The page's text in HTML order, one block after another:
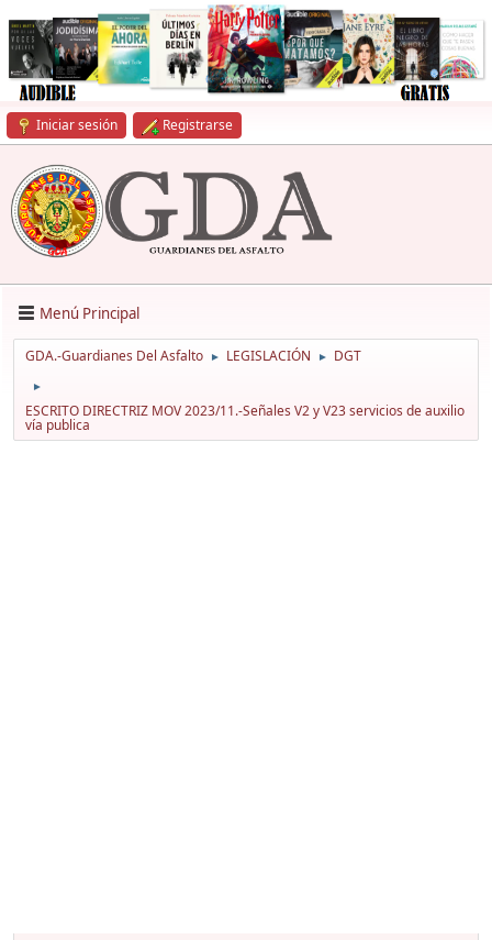
Iniciar sesión Registrarse
Menú Principal
GDA.-Guardianes Del Asfalto ► LEGISLACIÓN ► DGT
►
ESCRITO DIRECTRIZ MOV 2023/11.-Señales V2 y V23 servicios de auxilio
vía publica